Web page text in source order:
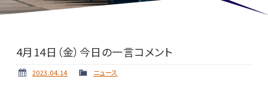
4月14日（金）今日の一言コメント
2023.04.14 ニュース